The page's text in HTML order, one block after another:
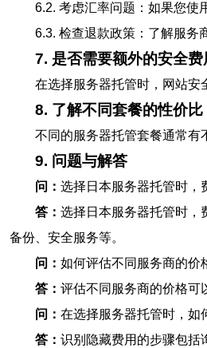
6.2. 考虑汇率问题：如果您使
6.3. 检查退款政策：了解服务
7. 是否需要额外的安全费
在选择服务器托管时，网站安
8. 了解不同套餐的性价比
不同的服务器托管套餐通常有
9. 问题与解答
问： 选择日本服务器托管时，
答： 选择日本服务器托管时，
备份、安全服务等。
问： 如何评估不同服务商的价
答： 评估不同服务商的价格可
问： 在选择服务器托管时，如
答： 识别隐藏费用的步骤包括